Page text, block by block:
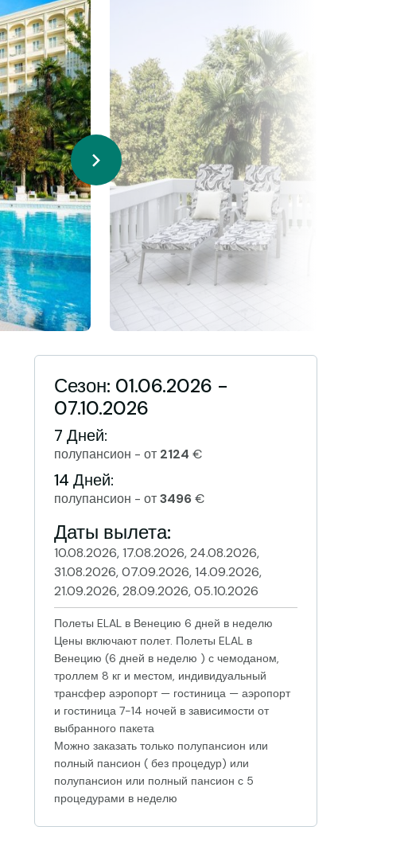
Сезон: 01.06.2026 -
07.10.2026
7 Дней:
полупансион - от 2124 €
14 Дней:
полупансион - от3496€
Даты вылета:
10.08.2026, 17.08.2026, 24.08.2026,
31.08.2026, 07.09.2026, 14.09.2026,
21.09.2026, 28.09.2026, 05.10.2026
Полеты ELAL в Венецию 6 дней в неделю
Цены включают полет. Полеты ELAL в
Венецию (6 дней в неделю ) с чемоданом,
троллем 8 кг и местом, индивидуальный
трансфер аэропорт — гостиница — аэропорт
и гостиница 7-14 ночей в зависимости от
выбранного пакета
Можно заказать только полупансион или
полный пансион ( без процедур) или
полупансион или полный пансион с 5
процедурами в неделю